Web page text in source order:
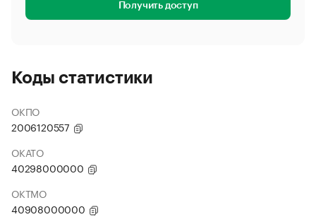
Получить доступ
Коды статистики
ОКПО
2006120557
ОКАТО
40298000000
ОКТМО
40908000000